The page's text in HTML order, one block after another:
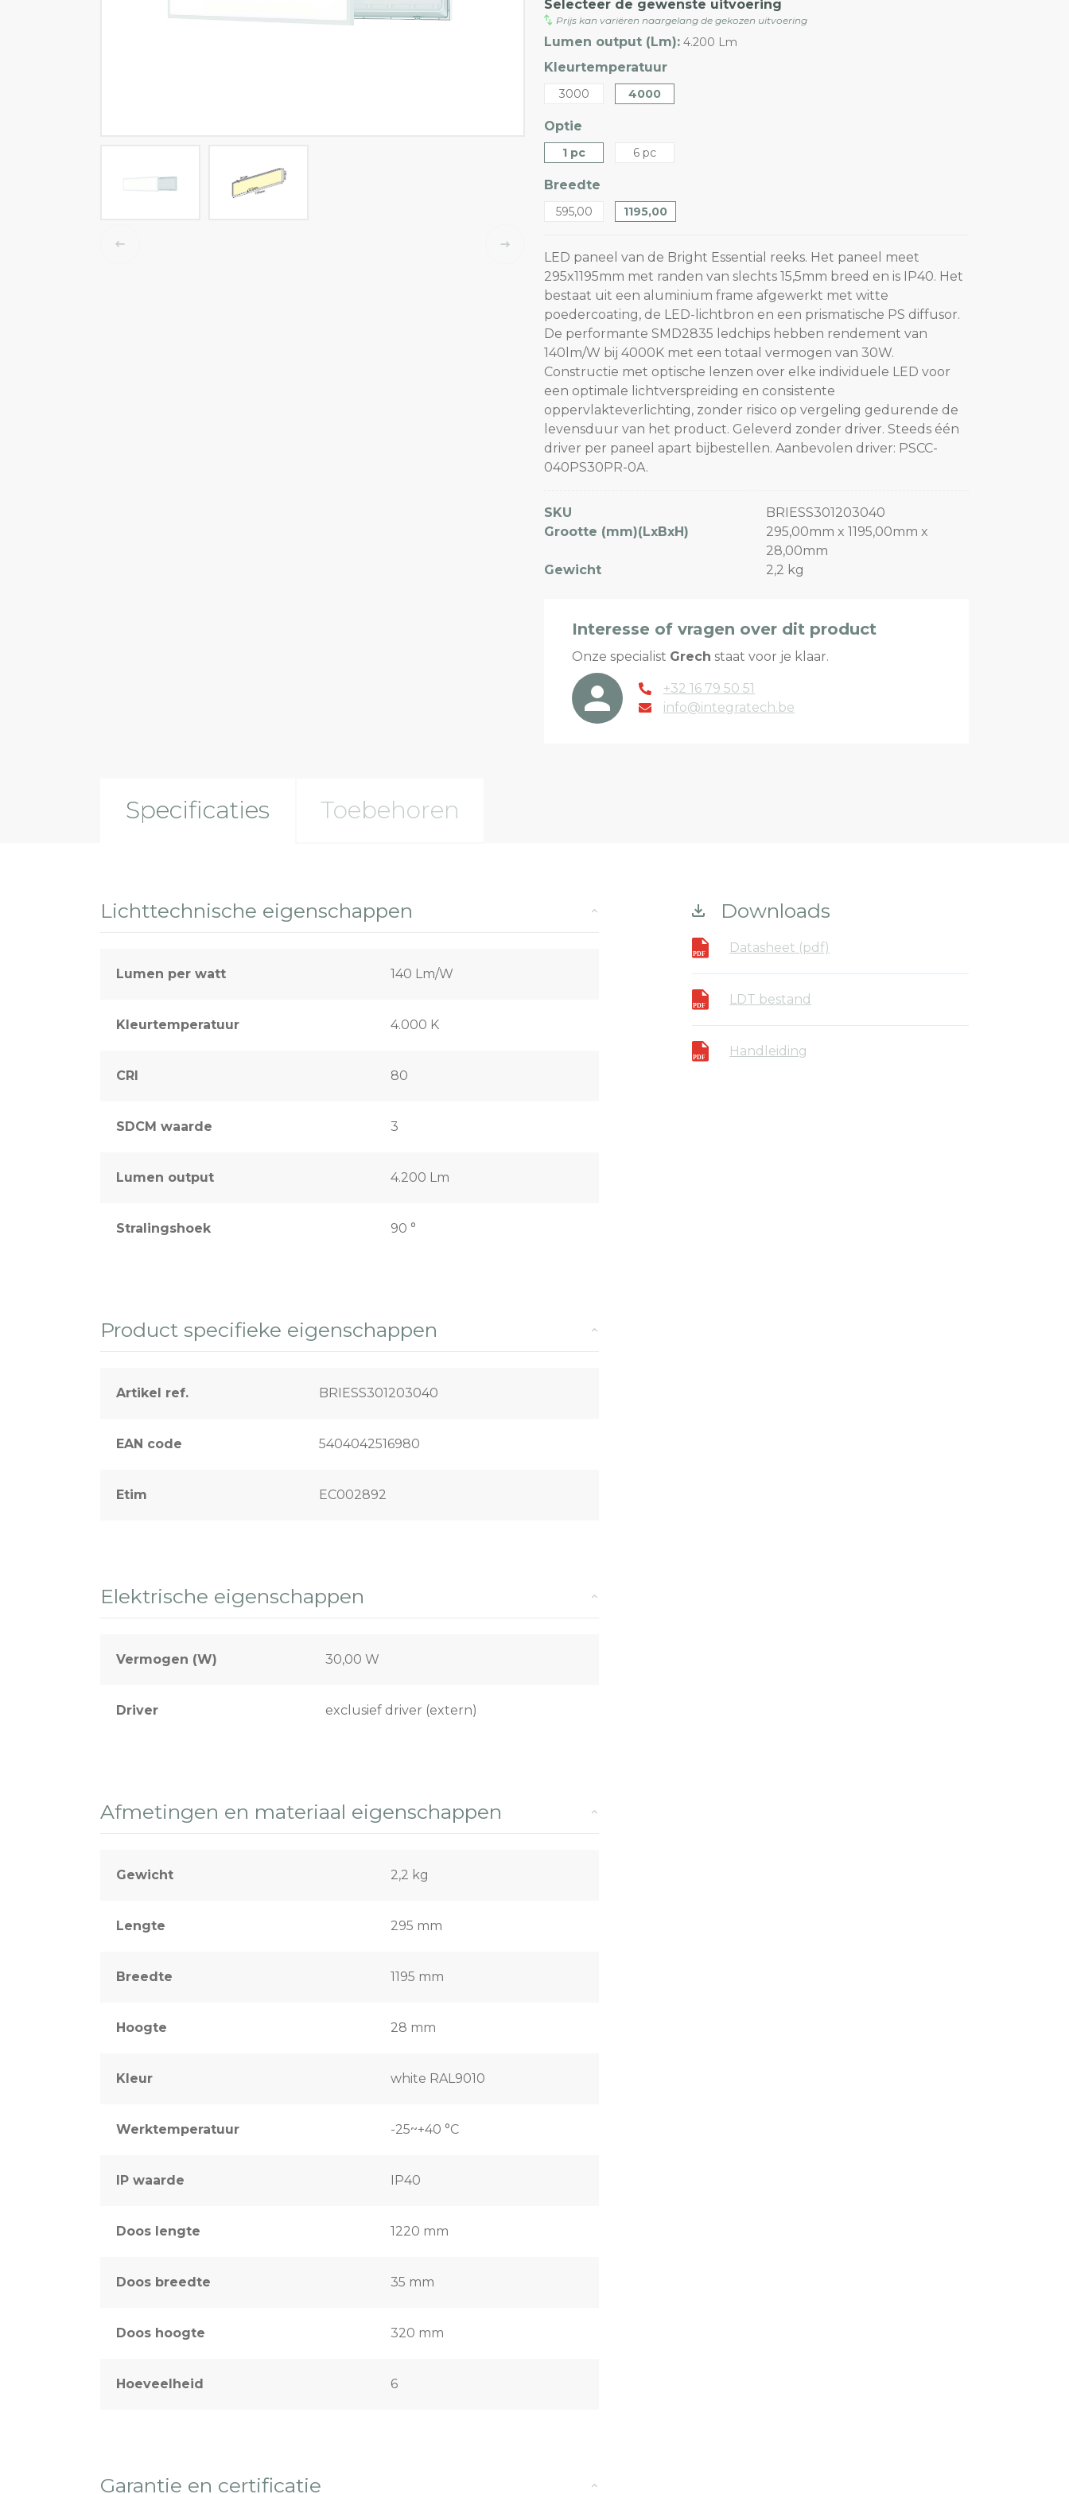
Selecteer de gewenste uitvoering
Prijs kan variëren naargelang de gekozen uitvoering
Lumen output (Lm): 4.200 Lm
Kleurtemperatuur
3000 4000
Optie
1 pc 6 pc
Breedte
595,00 1195,00
LED paneel van de Bright Essential reeks. Het paneel meet
295x1195mm met randen van slechts 15,5mm breed en is IP40. Het
bestaat uit een aluminium frame afgewerkt met witte
poedercoating, de LED-lichtbron en een prismatische PS diffusor.
De performante SMD2835 ledchips hebben rendement van
140lm/W bij 4000K met een totaal vermogen van 30W.
Constructie met optische lenzen over elke individuele LED voor
een optimale lichtverspreiding en consistente
oppervlakteverlichting, zonder risico op vergeling gedurende de
levensduur van het product. Geleverd zonder driver. Steeds één
driver per paneel apart bijbestellen. Aanbevolen driver: PSCC-
040PS30PR-0A.
SKU
BRIESS301203040
Grootte (mm)(LxBxH)
295,00mm x 1195,00mm x
28,00mm
Gewicht
2,2 kg
Interesse of vragen over dit product
Onze specialist Grech staat voor je klaar.
+32 16 79 50 51
info@integratech.be
Specificaties Toebehoren
Lichttechnische eigenschappen
Lumen per watt 140 Lm/W
Kleurtemperatuur 4.000 K
CRI 80
SDCM waarde 3
Lumen output 4.200 Lm
Stralingshoek 90 °
Product specifieke eigenschappen
Artikel ref. BRIESS301203040
EAN code 5404042516980
Etim EC002892
Elektrische eigenschappen
Vermogen (W) 30,00 W
Driver exclusief driver (extern)
Afmetingen en materiaal eigenschappen
Gewicht 2,2 kg
Lengte 295 mm
Breedte 1195 mm
Hoogte 28 mm
Kleur white RAL9010
Werktemperatuur -25~+40 °C
IP waarde IP40
Doos lengte 1220 mm
Doos breedte 35 mm
Doos hoogte 320 mm
Hoeveelheid 6
Garantie en certificatie
Downloads
Datasheet (pdf)
LDT bestand
Handleiding